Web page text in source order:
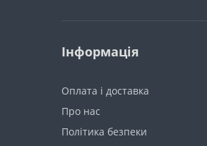
Інформація
Оплата і доставка
Про нас
Політика безпеки